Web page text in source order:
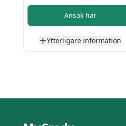
Ansök här
Ytterligare information